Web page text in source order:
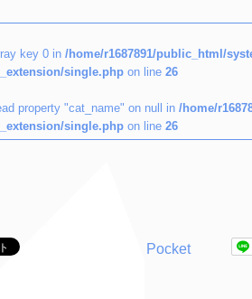
key 0 in /home/r1687891/public_html/
single.php on line 26
property "cat_name" on null in /home/
single.php on line 26
Pocket